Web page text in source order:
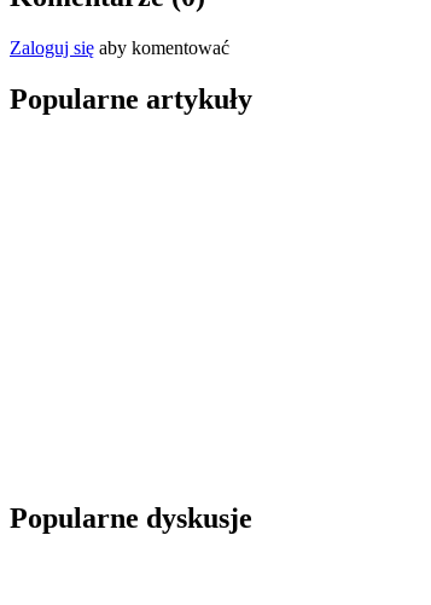
Zaloguj się aby komentować
Popularne artykuły
Popularne dyskusje